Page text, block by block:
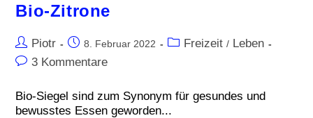
Bio-Zitrone
Piotr 8. Februar 2022 Freizeit / Leben
3 Kommentare
Bio-Siegel sind zum Synonym für gesundes und
bewusstes Essen geworden...